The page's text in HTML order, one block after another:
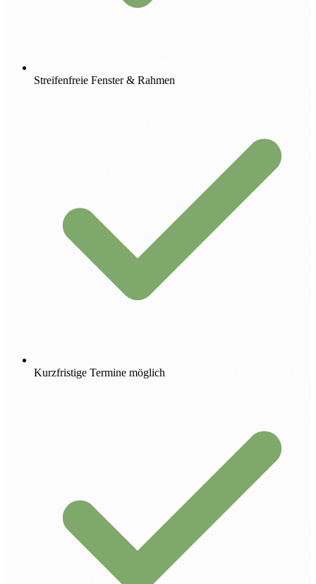
Streifenfreie Fenster & Rahmen
Kurzfristige Termine möglich